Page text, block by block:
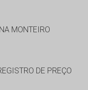
MONTEIRO
DE PREÇO